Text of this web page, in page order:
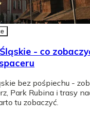
- co
bez pośpiechu -
Park Rubina i trasy
tu zobaczyć.